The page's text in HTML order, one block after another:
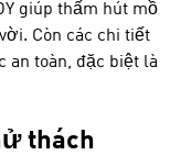
giúp thấm hút mồ
Còn các chi tiết
an toàn, đặc biệt là
thách